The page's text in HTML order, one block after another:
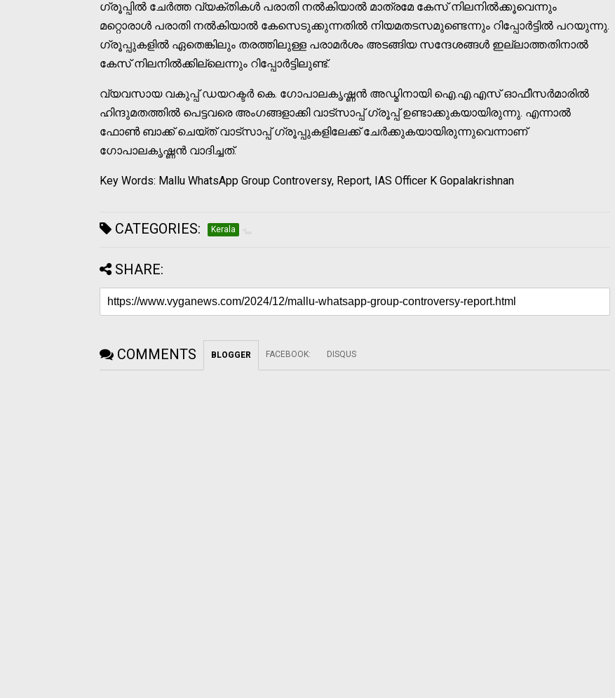
ഗ്രൂപ്പില്‍ ചേർത്ത വ്യക്തികള്‍ പരാതി നല്‍കിയാല്‍ മാത്രമേ കേസ് നിലനില്‍ക്കൂവെന്നും
മറ്റൊരാള്‍ പരാതി നല്‍കിയാല്‍ കേസെടുക്കുന്നതില്‍ നിയമതടസമുണ്ടെന്നും റിപ്പോർട്ടില്‍ പറയുന്നു.
ഗ്രൂപ്പുകളില്‍ ഏതെങ്കിലും തരത്തിലുള്ള പരാമർശം അടങ്ങിയ സന്ദേശങ്ങള്‍ ഇല്ലാത്തതിനാല്‍
കേസ് നിലനില്‍ക്കില്ലെന്നും റിപ്പോ‌ർ‌ട്ടിലുണ്ട്.
വ്യവസായ വകുപ്പ് ഡയറക്ടർ കെ. ഗോപാലകൃഷ്ണൻ അഡ്മിനായി ഐ.എ.എസ് ഓഫീസർമാരില്‍
ഹിന്ദുമതത്തില്‍ പെട്ടവരെ അംഗങ്ങളാക്കി വാട്‌സാപ്പ് ഗ്രൂപ്പ് ഉണ്ടാക്കുകയായിരുന്നു. എന്നാല്‍
ഫോണ്‍ ബാക്ക് ചെയ്ത് വാ‌ട്സാപ്പ് ഗ്രൂപ്പുകളിലേക്ക് ചേർക്കുകയായിരുന്നുവെന്നാണ്
ഗോപാലകൃഷ്ണൻ വാദിച്ചത്.
Key Words: Mallu WhatsApp Group Controversy, Report, IAS Officer K Gopalakrishnan
CATEGORIES: Kerala
SHARE:
COMMENTS BLOGGER FACEBOOK: DISQUS